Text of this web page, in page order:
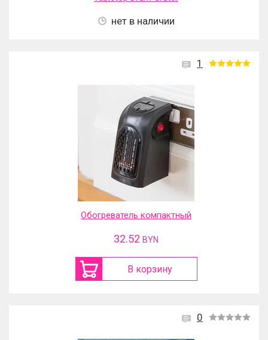
нет в наличии
1
Обогреватель компактный
32.52 BYN
В корзину
0